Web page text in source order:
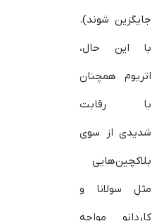
جایگزین شوند).
با این حال،
اتریوم همچنان
با رقابت
شدیدی از سوی
بلاکچین‌هایی
مثل سولانا و
کاردانو مواجه